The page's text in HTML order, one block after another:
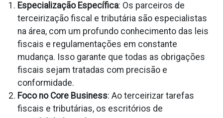
Especialização Específica: Os parceiros de
terceirização fiscal e tributária são especialistas
na área, com um profundo conhecimento das leis
fiscais e regulamentações em constante
mudança. Isso garante que todas as obrigações
fiscais sejam tratadas com precisão e
conformidade.
Foco no Core Business: Ao terceirizar tarefas
fiscais e tributárias, os escritórios de